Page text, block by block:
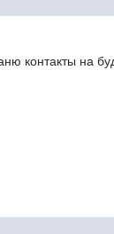
контакты на